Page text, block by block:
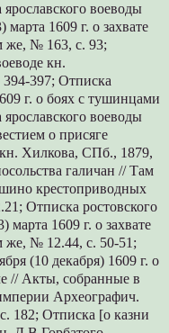
воеводы
1609 г. о захвате
же, № 163, с. 93;
кн.
397; Отписка
г. о боях с тушинцами
воеводы
о присяге
Хилкова, СПб., 1879,
галичан // Там
крестоприводных
Отписка ростовского
1609 г. о захвате
же, № 12.44, с. 50-51;
(10 декабря) 1609 г. о
// Акты, собранные в
Археографич.
182; Отписка [о казни